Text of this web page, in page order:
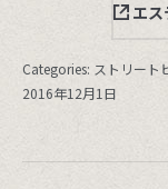
エ
Categories: ストリート
2016年12月1日